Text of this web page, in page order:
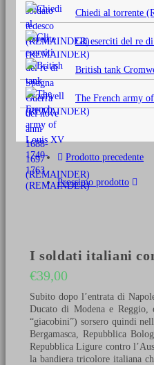
Chiedi al torrente
Gli eserciti del re
British tank
The French army
Prodotto precedente
Prossimo prodotto
I soldati italiani
€39,00
Subito dopo l’entrata di
Ducato di Modena e Reggio,
“giacobini”) sorsero quindi
Bergamasca, Repubblica
Repubblica Ligure contro
la bandiera tricolore italiana